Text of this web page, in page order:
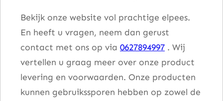
Bekijk onze website vol prachtige elpees.
En heeft u vragen, neem dan gerust
contact met ons op via 0627894997 . Wij
vertellen u graag meer over onze product
levering en voorwaarden. Onze producten
kunnen gebruikssporen hebben op zowel de